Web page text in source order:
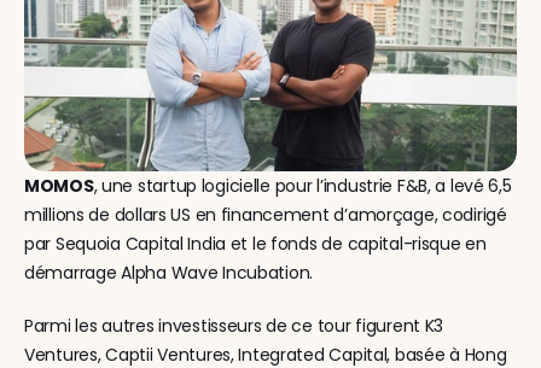
MOMOS, une startup logicielle pour l’industrie F&B, a levé 6,5
millions de dollars US en financement d’amorçage, codirigé
par Sequoia Capital India et le fonds de capital-risque en
démarrage Alpha Wave Incubation.
Parmi les autres investisseurs de ce tour figurent K3
Ventures, Captii Ventures, Integrated Capital, basée à Hong